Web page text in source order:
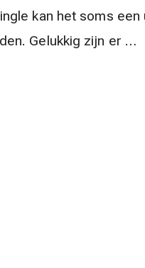
kan het soms
Gelukkig zijn er …